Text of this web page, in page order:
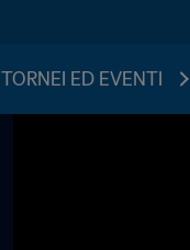
TORNEI ED EVENTI